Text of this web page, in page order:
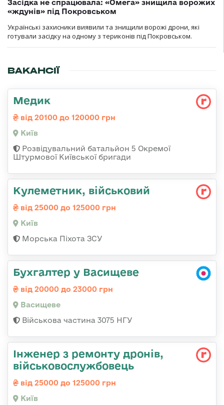
Засідка не спрацювала: «Омега» знищила ворожих
«ждунів» під Покровськом
Українські захисники виявили та знищили ворожі дрони, які
готували засідку на одному з териконів під Покровськом.
ВАКАНСІЇ
Медик
від 20100 до 120000 грн
Київ
Розвідувальний батальйон 5 Окремої
Штурмової Київської бригади
Кулеметник, військовий
від 25000 до 125000 грн
Київ
Морська Піхота ЗСУ
Бухгалтер у Васищеве
від 20000 до 23000 грн
Васищеве
Військова частина 3075 НГУ
Інженер з ремонту дронів,
військовослужбовець
від 25000 до 125000 грн
Київ